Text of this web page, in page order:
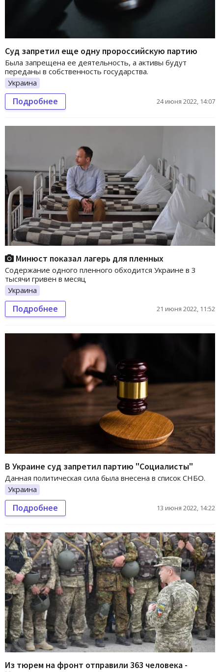
Суд запретил еще одну пророссийскую партию
Была запрещена ее деятельность, а активы будут
переданы в собственность государства.
Украина
Подробнее 24 июня 2022, 14:07
Минюст показал лагерь для пленных
Содержание одного пленного обходится Украине в 3
тысячи гривен в месяц
Украина
Подробнее 21 июня 2022, 11:52
В Украине суд запретил партию "Социалисты"
Данная политическая сила была внесена в список СНБО.
Украина
Подробнее 13 июня 2022, 14:22
Из тюрем на фронт отправили 363 человека -